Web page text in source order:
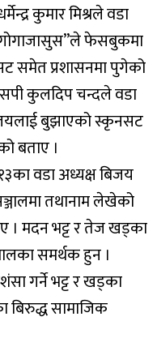
कुमार मिश्रले वडा
फेसबुकमा
समेत प्रशासनमा पुगेको
कुलदिप चन्दले वडा
बुझाएको स्कृनसट
बताए ।
वडा अध्यक्ष बिजय
तथानाम लेखेको
। मदन भट्ट र तेज खड्का
समर्थक हुन ।
गर्ने भट्ट र खड्का
बिरुद्ध सामाजिक